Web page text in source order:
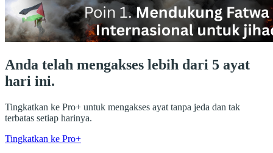
Anda telah mengakses lebih dari 5 ayat
hari ini.
Tingkatkan ke Pro+ untuk mengakses ayat tanpa jeda dan tak
terbatas setiap harinya.
Tingkatkan ke Pro+